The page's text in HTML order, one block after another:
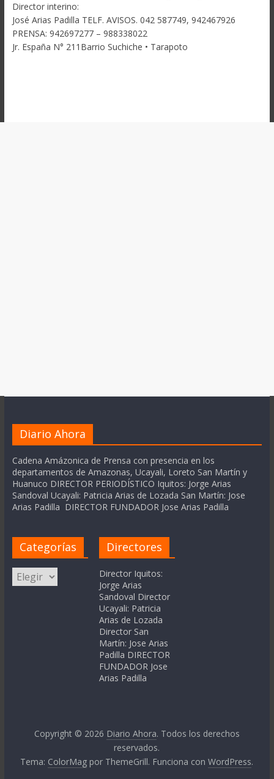
Director interino:
José Arias Padilla TELF. AVISOS. 042 587749, 942467926
PRENSA: 942697277 – 988338022
Jr. España N° 211Barrio Suchiche • Tarapoto
Diario Ahora
Cadena Amázonica de Prensa con presencia en los
departamentos de Amazonas, Ucayali, Loreto San Martín y
Huanuco DIRECTOR PERIODÍSTICO Iquitos: Jorge Arias
Sandoval Ucayali: Patricia Arias de Lozada San Martín: Jose
Arias Padilla DIRECTOR FUNDADOR Jose Arias Padilla
Categorías
Categorías
Directores
Director Iquitos:
Jorge Arias
Sandoval Director
Ucayali: Patricia
Arias de Lozada
Director San
Martín: Jose Arias
Padilla DIRECTOR
FUNDADOR Jose
Arias Padilla
Copyright © 2026 Diario Ahora. Todos los derechos
reservados.
Tema: ColorMag por ThemeGrill. Funciona conWordPress.